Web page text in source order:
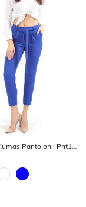
Beli Kusaklı Kumas Pantolon | Pnt19018